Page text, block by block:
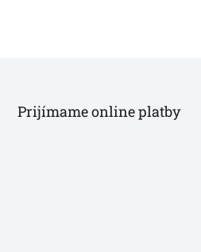
Prijímame online platby